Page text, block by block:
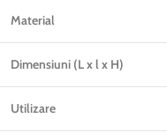
Material
Dimensiuni (L x l x H)
Utilizare